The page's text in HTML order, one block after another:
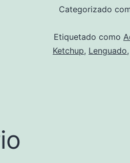
Categorizado
Etiquetado como
Ketchup, Lenguado,